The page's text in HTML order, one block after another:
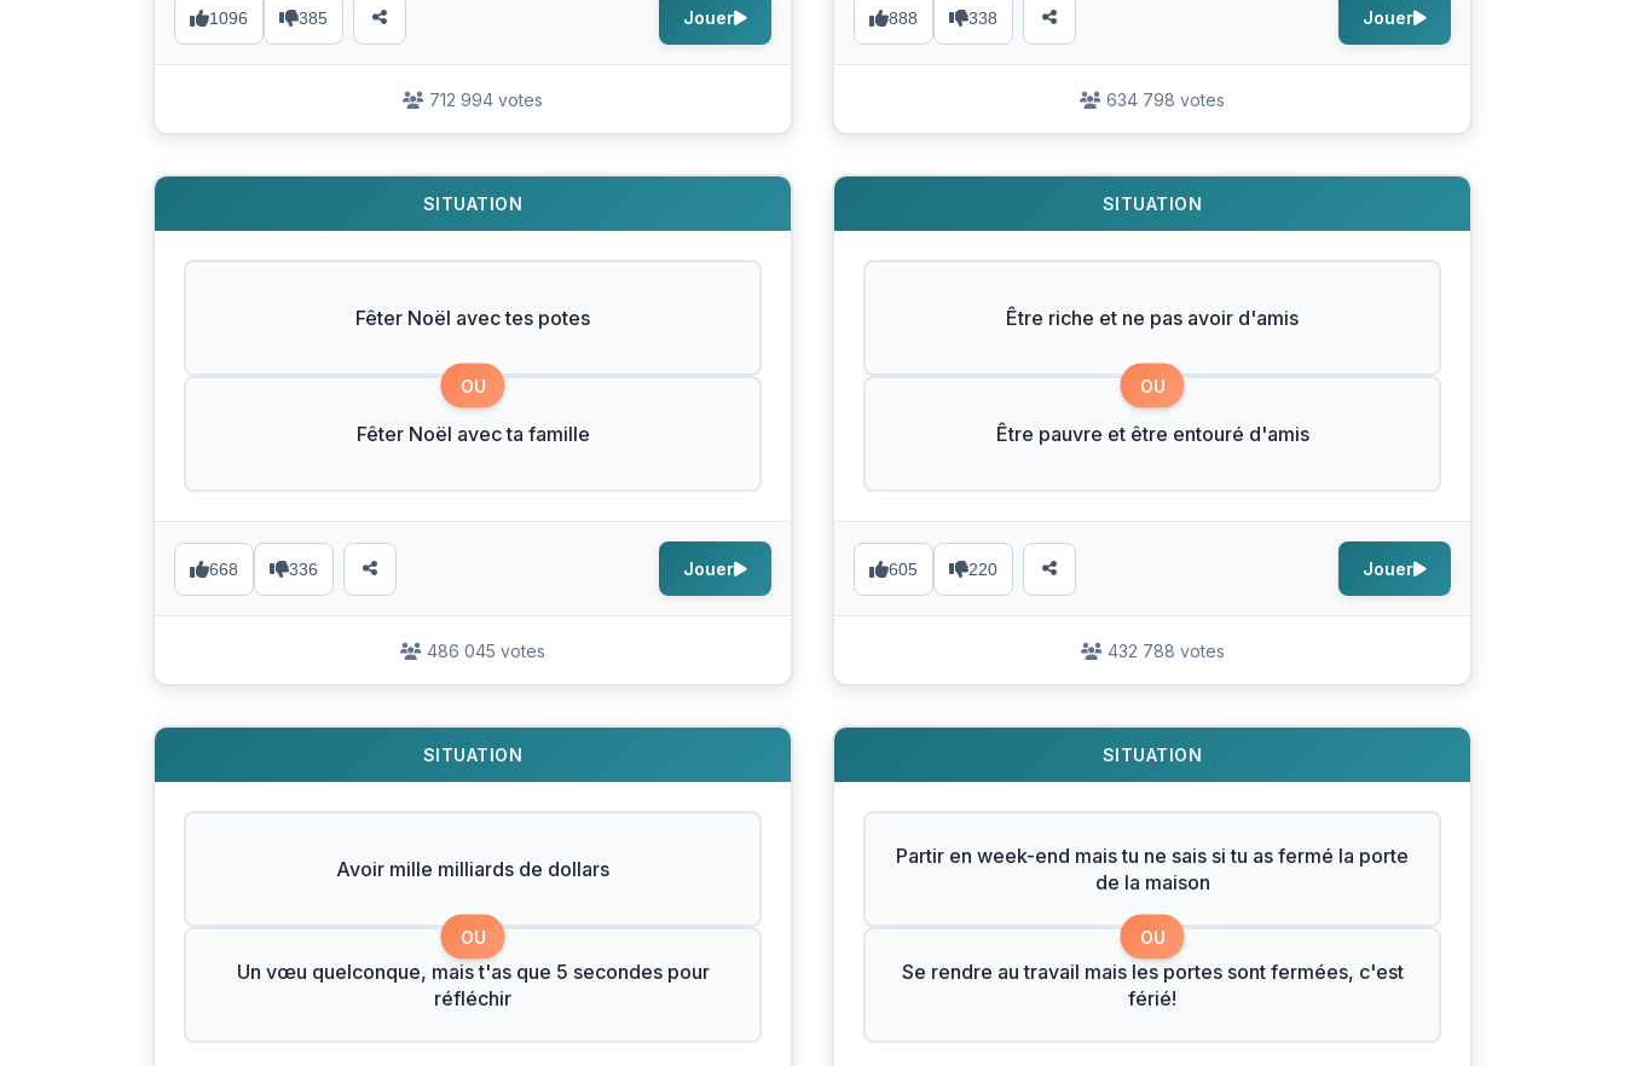
1096 385 Jouer
712 994 votes
888 338 Jouer
634 798 votes
SITUATION
Fêter Noël avec tes potes
OU
Fêter Noël avec ta famille
668 336 Jouer
486 045 votes
SITUATION
Être riche et ne pas avoir d'amis
OU
Être pauvre et être entouré d'amis
605 220 Jouer
432 788 votes
SITUATION
Avoir mille milliards de dollars
OU
Un vœu quelconque, mais t'as que 5 secondes pour
réfléchir
SITUATION
Partir en week-end mais tu ne sais si tu as fermé la porte
de la maison
OU
Se rendre au travail mais les portes sont fermées, c'est
férié!